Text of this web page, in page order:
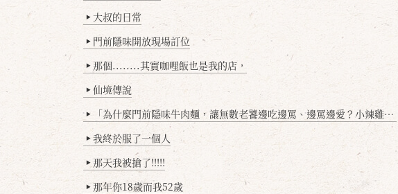
▶ 大叔的日常
▶ 門前隱味開放現場訂位
▶ 那個........其實咖哩飯也是我的店，
▶ 仙境傳說
▶ 「為什麼門前隱味牛肉麵，讓無數老饕邊吃邊罵、邊罵邊愛？小辣雞揭密！」
▶ 我終於服了一個人
▶ 那天我被搶了!!!!!
▶ 那年你18歲而我52歲